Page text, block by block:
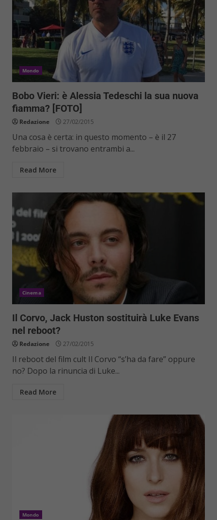
Mondo
Bobo Vieri: è Alessia Tedeschi la sua nuova
fiamma? [FOTO]
Redazione 27/02/2015
Una cosa è certa: in questo momento – è il 27
febbraio – si trovano entrambi a...
Read More
Cinema
Il Corvo, Jack Huston sostituirà Luke Evans
nel reboot?
Redazione 27/02/2015
Il reboot del film cult Il Corvo “s’ha da fare” oppure
no? Dopo la rinuncia di Luke...
Read More
Mondo